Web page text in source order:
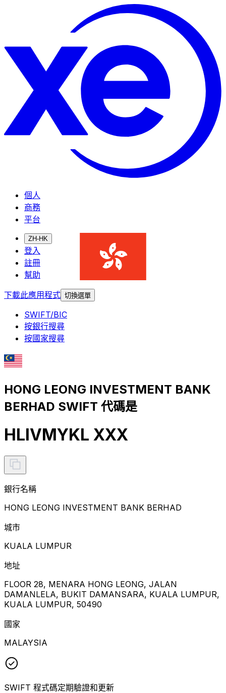
個人
商務
平台
ZH-HK
登入
註冊
幫助
下載此應用程式 切換選單
SWIFT/BIC
按銀行搜尋
按國家搜尋
HONG LEONG INVESTMENT BANK
BERHAD SWIFT 代碼是
HLIVMYKL XXX
銀行名稱
HONG LEONG INVESTMENT BANK BERHAD
城市
KUALA LUMPUR
地址
FLOOR 28, MENARA HONG LEONG, JALAN
DAMANLELA, BUKIT DAMANSARA, KUALA LUMPUR,
KUALA LUMPUR, 50490
國家
MALAYSIA
SWIFT 程式碼定期驗證和更新